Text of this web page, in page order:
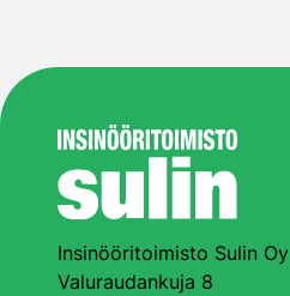
Insinööritoimisto Sulin Oy
Valuraudankuja 8